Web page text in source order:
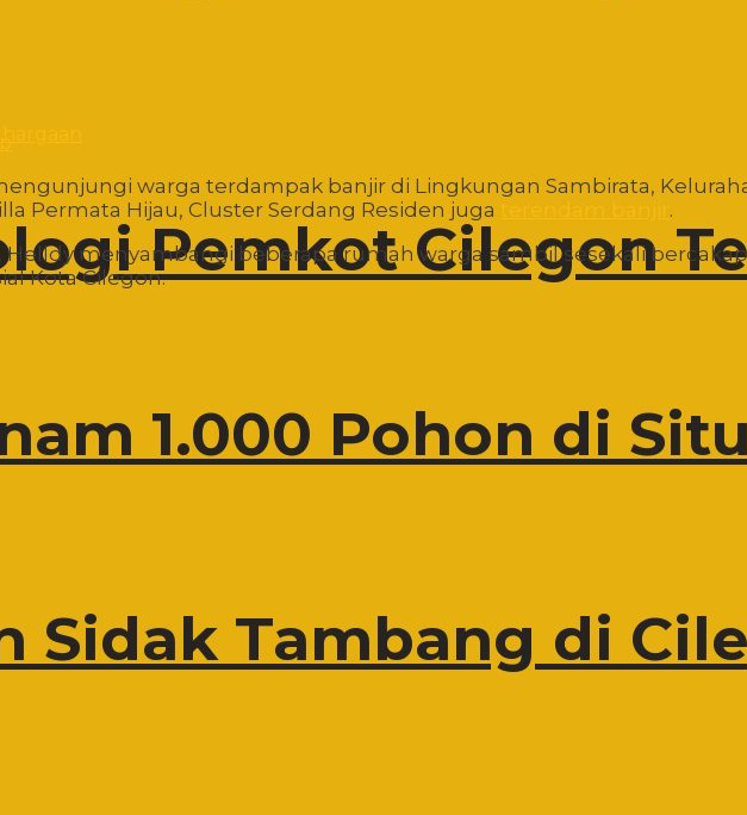
Pemkot Cilegon
warga terdampak banjir di Lingkungan Sambirata,
Permata Hijau, Cluster Serdang Residen juga
.
menyambangi beberapa rumah warga sambil sesekali
Kota Cilegon.
1.000 Pohon di
Sidak Tambang di